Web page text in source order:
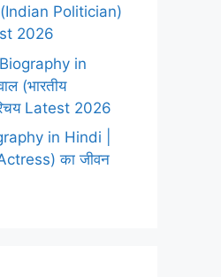
(Indian Politician)
2026
in
(भारतीय
Latest 2026
in Hindi |
का जीवन